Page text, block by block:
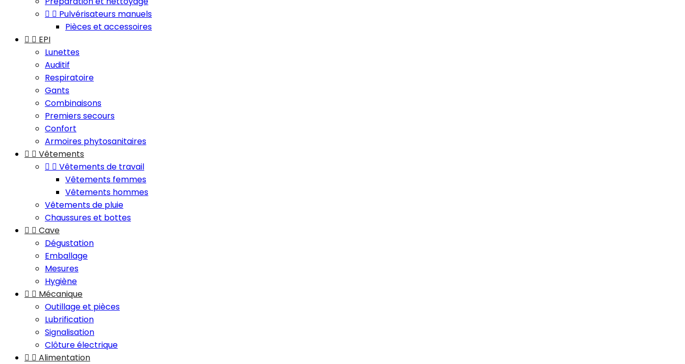
  Pulvérisateurs manuels
Pièces et accessoires
  EPI
Lunettes
Auditif
Respiratoire
Gants
Combinaisons
Premiers secours
Confort
Armoires phytosanitaires
  Vêtements
  Vêtements de travail
Vêtements femmes
Vêtements hommes
Vêtements de pluie
Chaussures et bottes
  Cave
Dégustation
Emballage
Mesures
Hygiène
  Mécanique
Outillage et pièces
Lubrification
Signalisation
Clôture électrique
  Alimentation